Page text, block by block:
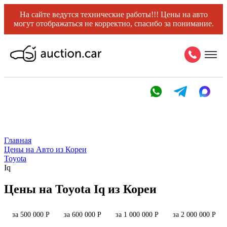
На сайте ведутся технические работы!!! Цены на авто
могут отображаться не корректно, спасибо за понимание.
Главная
Цены на Авто из Кореи
Toyota
Iq
Цены на Toyota Iq из Кореи
за 500 000 Р за 600 000 Р за 1 000 000 Р за 2 000 000 Р